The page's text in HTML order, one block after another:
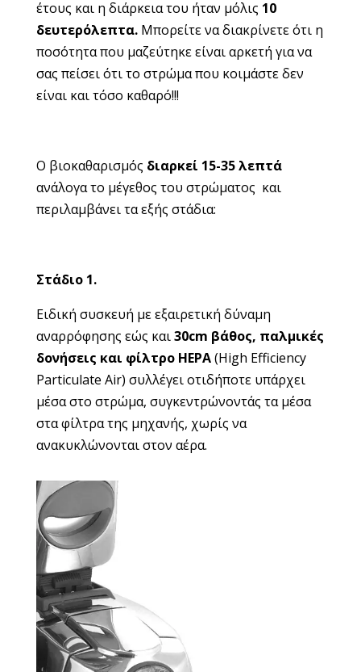
έτους και η διάρκεια του ήταν μόλις 10
δευτερόλεπτα. Μπορείτε να διακρίνετε ότι η
ποσότητα που μαζεύτηκε είναι αρκετή για να
σας πείσει ότι το στρώμα που κοιμάστε δεν
είναι και τόσο καθαρό!!!
Ο βιοκαθαρισμός διαρκεί 15-35 λεπτά
ανάλογα το μέγεθος του στρώματος και
περιλαμβάνει τα εξής στάδια:
Στάδιο 1.
Ειδική συσκευή με εξαιρετική δύναμη
αναρρόφησης εώς και30cm βάθος, παλμικές
δονήσεις και φίλτρο ΗΕΡΑ(High Efficiency
Particulate Air) συλλέγει οτιδήποτε υπάρχει
μέσα στο στρώμα, συγκεντρώνοντάς τα μέσα
στα φίλτρα της μηχανής, χωρίς να
ανακυκλώνονται στον αέρα.